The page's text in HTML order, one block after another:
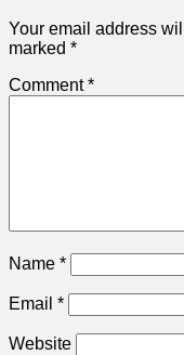
Your email address
marked *
Comment*
Name *
Email *
Website